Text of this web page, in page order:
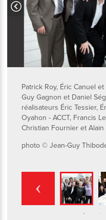
Patrick Roy, Éric Canuel
Guy Gagnon et Daniel
réalisateurs Éric Tessier,
Oyahon - ACCT, Francis
Christian Fournier et
photo © Jean-Guy